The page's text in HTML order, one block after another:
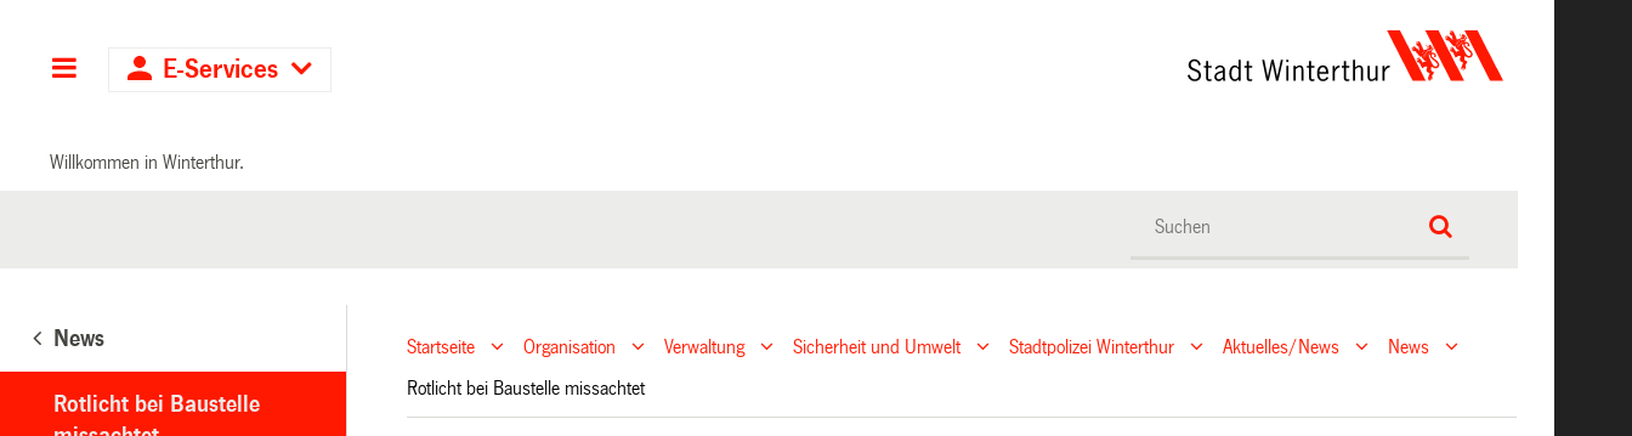
Hauptnavigation
E-Services
Willkommen in Winterthur.
News
Rotlicht bei Baustelle
Startseite Organisation Verwaltung Sicherheit und Umwelt Stadtpolizei Winterthur Aktuelles/News
News
Rotlicht bei Baustelle missachtet